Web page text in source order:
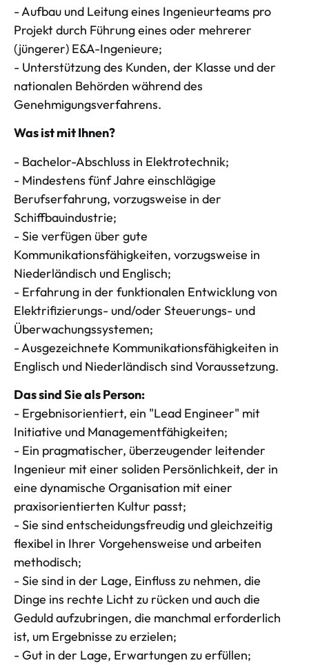
- Aufbau und Leitung eines Ingenieurteams pro
Projekt durch Führung eines oder mehrerer
(jüngerer) E&A-Ingenieure;
- Unterstützung des Kunden, der Klasse und der
nationalen Behörden während des
Genehmigungsverfahrens.
Was ist mit Ihnen?
- Bachelor-Abschluss in Elektrotechnik;
- Mindestens fünf Jahre einschlägige
Berufserfahrung, vorzugsweise in der
Schiffbauindustrie;
- Sie verfügen über gute
Kommunikationsfähigkeiten, vorzugsweise in
Niederländisch und Englisch;
- Erfahrung in der funktionalen Entwicklung von
Elektrifizierungs- und/oder Steuerungs- und
Überwachungssystemen;
- Ausgezeichnete Kommunikationsfähigkeiten in
Englisch und Niederländisch sind Voraussetzung.
Das sind Sie als Person:
- Ergebnisorientiert, ein "Lead Engineer" mit
Initiative und Managementfähigkeiten;
- Ein pragmatischer, überzeugender leitender
Ingenieur mit einer soliden Persönlichkeit, der in
eine dynamische Organisation mit einer
praxisorientierten Kultur passt;
- Sie sind entscheidungsfreudig und gleichzeitig
flexibel in Ihrer Vorgehensweise und arbeiten
methodisch;
- Sie sind in der Lage, Einfluss zu nehmen, die
Dinge ins rechte Licht zu rücken und auch die
Geduld aufzubringen, die manchmal erforderlich
ist, um Ergebnisse zu erzielen;
- Gut in der Lage, Erwartungen zu erfüllen;